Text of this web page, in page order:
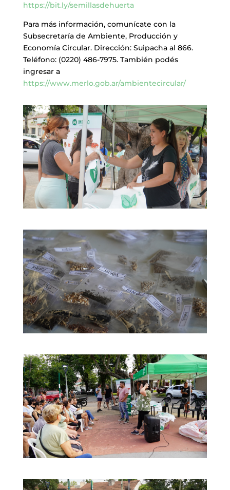
https://bit.ly/semillasdehuerta
Para más información, comunícate con la
Subsecretaría de Ambiente, Producción y
Economía Circular. Dirección: Suipacha al 866.
Teléfono: (0220) 486-7975. También podés
ingresar a
https://www.merlo.gob.ar/ambientecircular/